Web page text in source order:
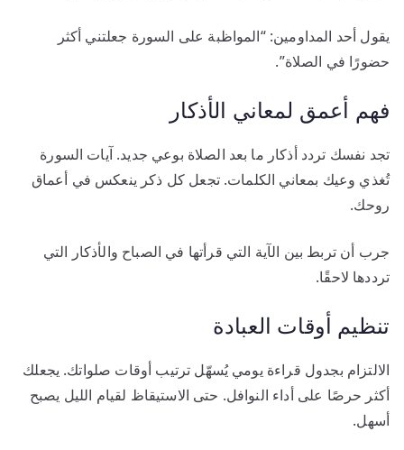
يقول أحد المداومين: “المواظبة على السورة جعلتني أكثر
حضورًا في الصلاة”.
فهم أعمق لمعاني الأذكار
تجد نفسك تردد أذكار ما بعد الصلاة بوعي جديد. آيات السورة
تُغذي وعيك بمعاني الكلمات. تجعل كل ذكر ينعكس في أعماق
روحك.
جرب أن تربط بين الآية التي قرأتها في الصباح والأذكار التي
ترددها لاحقًا.
تنظيم أوقات العبادة
الالتزام بجدول قراءة يومي يُسهّل ترتيب أوقات صلواتك. يجعلك
أكثر حرصًا على أداء النوافل. حتى الاستيقاظ لقيام الليل يصبح
أسهل.